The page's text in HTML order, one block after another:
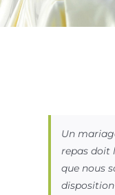
Français
Un
repas doit
que nous